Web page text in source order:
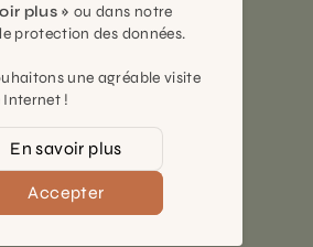
plus » ou dans notre
protection des données.
une agréable visite
!
En savoir plus
Accepter